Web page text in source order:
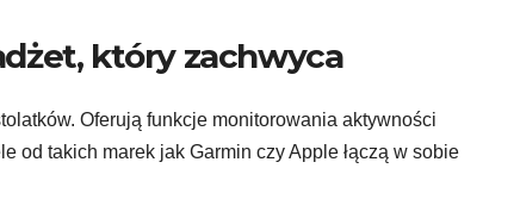
który zachwyca
Oferują funkcje monitorowania aktywności
od takich marek jak Garmin czy Apple łączą w sobie